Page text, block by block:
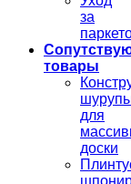
за
товары
для
доски